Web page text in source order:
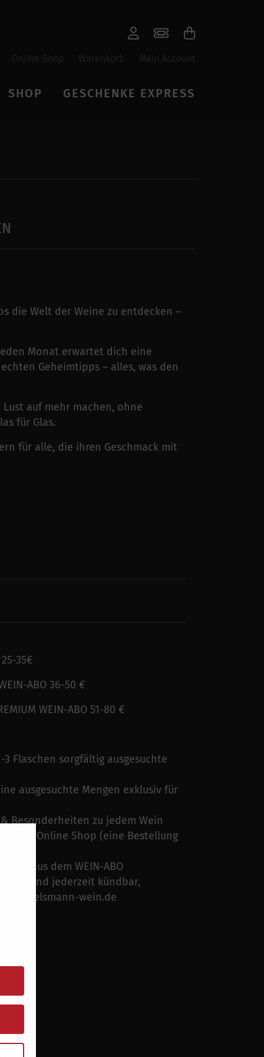
Online-Shop Warenkorb Mein Account
SHOP GESCHENKE EXPRESS
die Welt der Weine zu entdecken –
Monat erwartet dich eine
Geheimtipps – alles, was den
Lust auf mehr machen, ohne
für Glas.
für alle, die ihren Geschmack mit
35€
ABO 36-50 €
WEIN-ABO 51-80 €
3 Flaschen sorgfältig ausgesuchte
ausgesuchte Mengen exklusiv für
Besonderheiten zu jedem Wein
Online Shop (eine Bestellung
aus dem WEIN-ABO
und jederzeit kündbar,
wein.de